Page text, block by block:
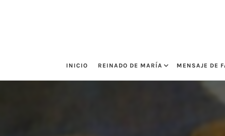
INICIO REINADO DE MARÍA MENSAJE DE